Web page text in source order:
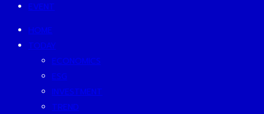
EVENT
HOME
TODAY
ECONOMICS
ESG
INVESTMENT
TREND